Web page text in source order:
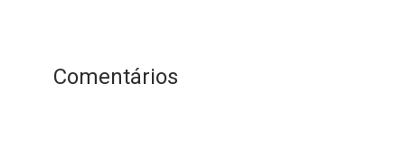
Comentários